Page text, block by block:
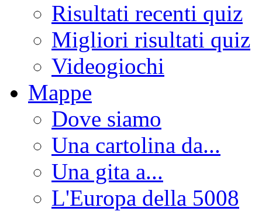
Risultati recenti quiz
Migliori risultati quiz
Videogiochi
Mappe
Dove siamo
Una cartolina da...
Una gita a...
L'Europa della 5008